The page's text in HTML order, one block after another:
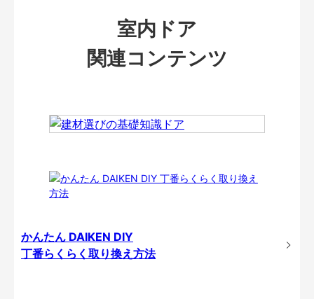
室内ドア
関連コンテンツ
かんたん DAIKEN DIY
丁番らくらく取り換え方法